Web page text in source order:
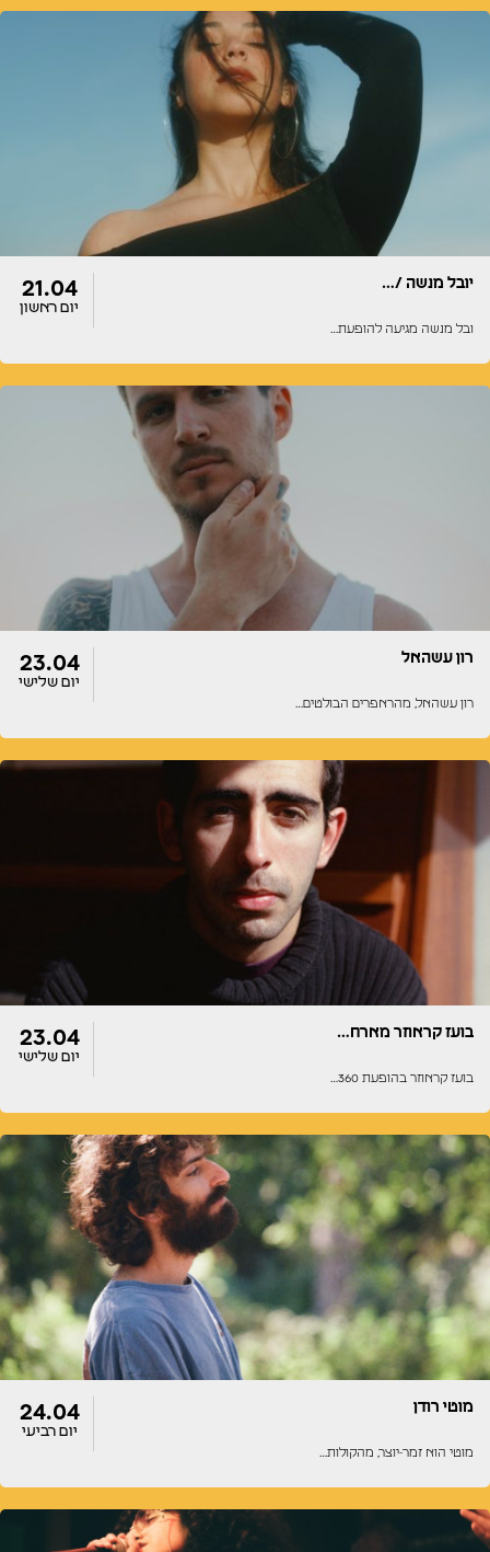
דלתות
22:00
הופעה
22:00
יובל מנשה /…
ובל מנשה מגיעה להופעת…
21.04
יום ראשון
דלתות
20:00
הופעה
20:00
רון עשהאל
רון עשהאל, מהראפרים הבולטים…
23.04
יום שלישי
דלתות
22:00
הופעה
22:00
בועז קראוזר מארח…
בועז קראוזר בהופעת 360…
23.04
יום שלישי
דלתות
20:00
הופעה
20:00
מוטי רודן
מוטי הוא זמר-יוצר, מהקולות…
24.04
יום רביעי